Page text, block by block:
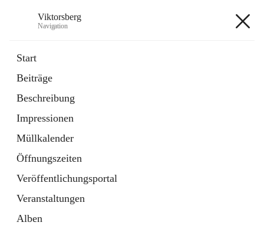
Viktorsberg
Navigation
Start
Beiträge
Beschreibung
Impressionen
Müllkalender
Öffnungszeiten
Veröffentlichungsportal
Veranstaltungen
Alben
1 Schnellzugriff
Bürgerservice
10 Schnellzugriffe